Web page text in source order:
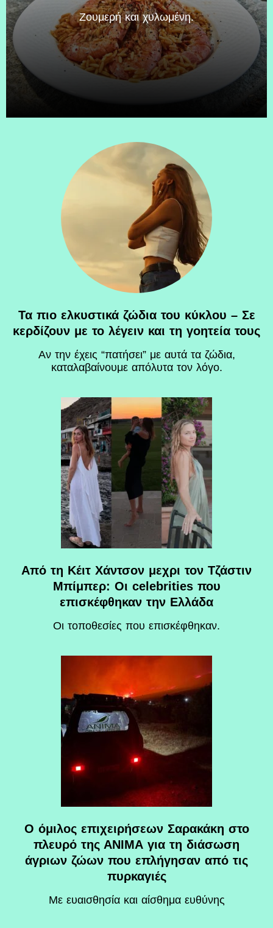
Zουμερή και χυλωμένη.
Τα πιο ελκυστικά ζώδια του κύκλου – Σε
κερδίζουν με το λέγειν και τη γοητεία τους
Αν την έχεις “πατήσει” με αυτά τα ζώδια,
καταλαβαίνουμε απόλυτα τον λόγο.
Από τη Κέιτ Χάντσον μεχρι τον Τζάστιν
Μπίμπερ: Οι celebrities που
επισκέφθηκαν την Ελλάδα
Οι τοποθεσίες που επισκέφθηκαν.
O όμιλος επιχειρήσεων Σαρακάκη στο
πλευρό της ΑΝΙΜΑ για τη διάσωση
άγριων ζώων που επλήγησαν από τις
πυρκαγιές
Με ευαισθησία και αίσθημα ευθύνης